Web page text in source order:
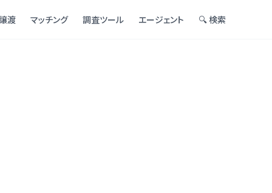
渡 マッチング 調査ツール エージェント 🔍 検索